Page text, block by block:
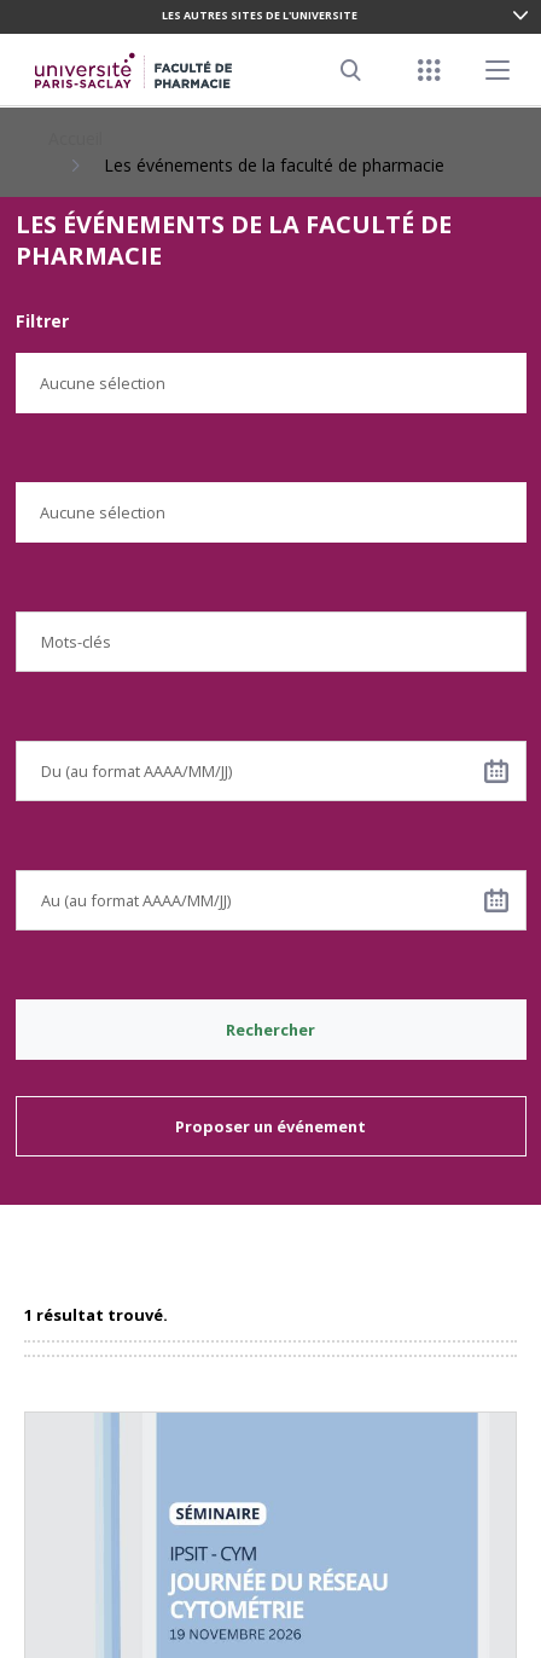
CONTENU
PRINCIPAL
LES AUTRES SITES DE L'UNIVERSITE
Menu Menu
Les événements de la faculté de pharmacie
LES ÉVÉNEMENTS DE LA FACULTÉ DE
PHARMACIE
Filtrer
Aucune sélection
Aucune sélection
Rechercher
Proposer un événement
1 résultat trouvé.